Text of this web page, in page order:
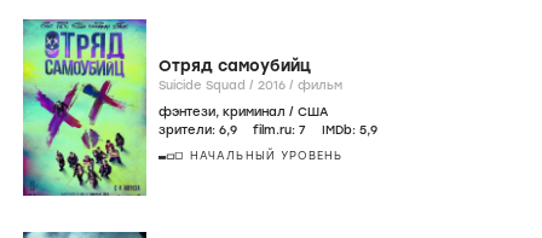
Отряд самоубийц
Suicide Squad / 2016 / фильм
фэнтези, криминал / США
зрители: 6,9 film.ru: 7 IMDb: 5,9
НАЧАЛЬНЫЙ УРОВЕНЬ